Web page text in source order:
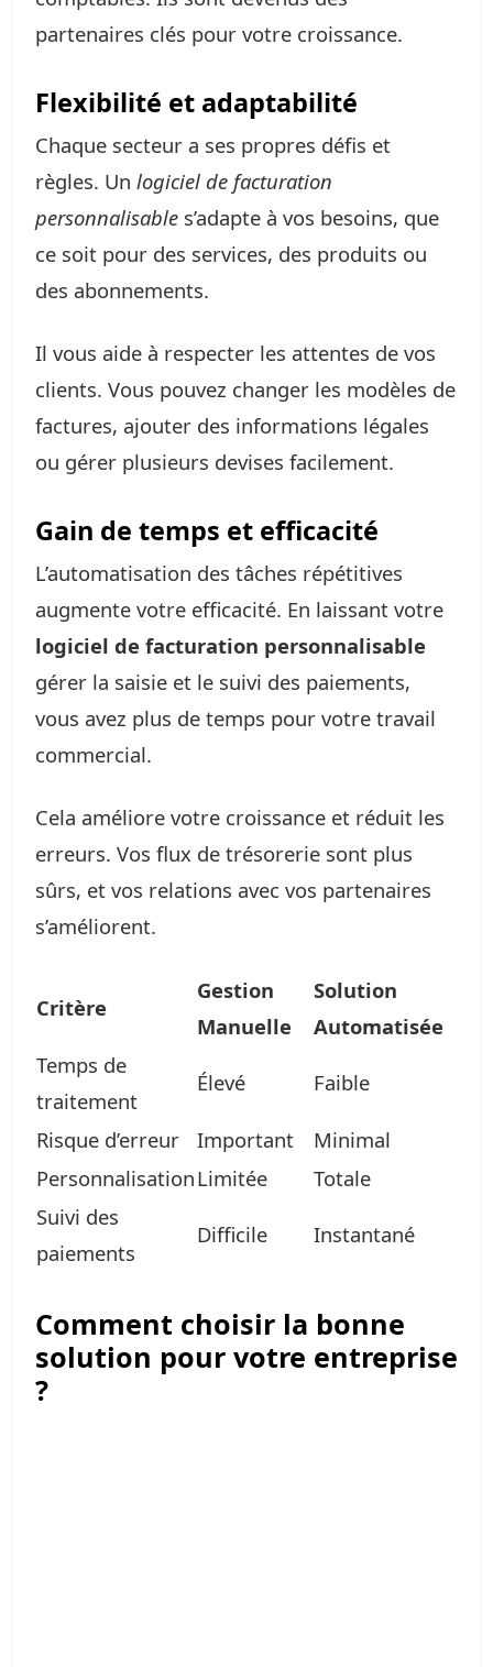
partenaires clés pour votre croissance.
Flexibilité et adaptabilité
Chaque secteur a ses propres défis et
règles. Un logiciel de facturation
personnalisable s’adapte à vos besoins, que
ce soit pour des services, des produits ou
des abonnements.
Il vous aide à respecter les attentes de vos
clients. Vous pouvez changer les modèles de
factures, ajouter des informations légales
ou gérer plusieurs devises facilement.
Gain de temps et efficacité
L’automatisation des tâches répétitives
augmente votre efficacité. En laissant votre
logiciel de facturation personnalisable
gérer la saisie et le suivi des paiements,
vous avez plus de temps pour votre travail
commercial.
Cela améliore votre croissance et réduit les
erreurs. Vos flux de trésorerie sont plus
sûrs, et vos relations avec vos partenaires
s’améliorent.
Critère
Gestion
Manuelle
Solution
Automatisée
Temps de
traitement
Élevé Faible
Risque d’erreur Important
Minimal
PersonnalisationLimitée
Totale
Suivi des
paiements
Difficile Instantané
Comment choisir la bonne
solution pour votre entreprise
?